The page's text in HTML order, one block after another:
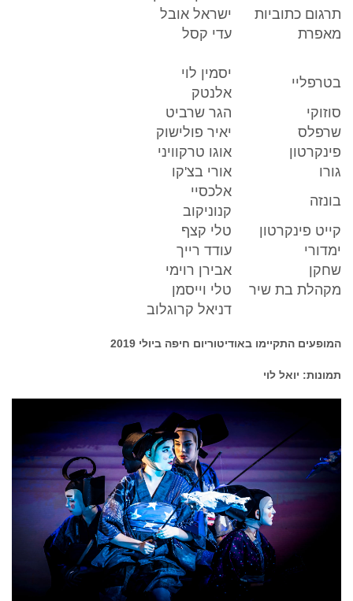
תרגום כתוביות
ישראל אובל
מאפרת
עדי קסל
בטרפליי
יסמין לוי
אלנטק
סוזוקי
הגר שרביט
שרפלס
יאיר פולישוק
פינקרטון
אוגו טרקוויני
גורו
אורי בצ'קו
בונזה
אלכסיי
קנוניקוב
קייט פינקרטון
טלי קצף
ימדורי
עודד רייך
שחקן
אבירן רוימי
מקהלת בת שיר
טלי וייסמן
דניאל קרוגלוב
המופעים התקיימו באודיטוריום חיפה ביולי 2019
תמונות: יואל לוי